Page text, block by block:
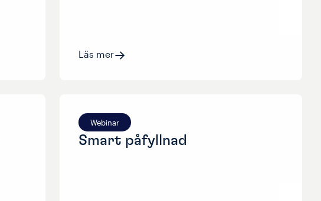
Läs mer
Webinar
Smart påfyllnad